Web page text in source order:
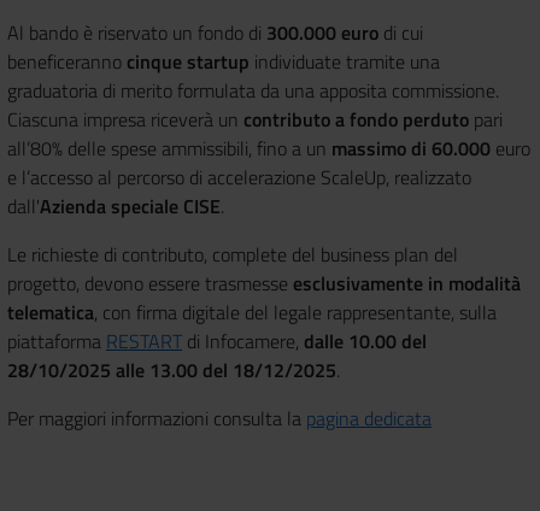
Al bando è riservato un fondo di 300.000 euro di cui
beneficeranno cinque startup individuate tramite una
graduatoria di merito formulata da una apposita commissione.
Ciascuna impresa riceverà un contributo a fondo perduto pari
all’80% delle spese ammissibili, fino a un massimo di 60.000 euro
e l’accesso al percorso di accelerazione ScaleUp, realizzato
dall'Azienda speciale CISE.
Le richieste di contributo, complete del business plan del
progetto, devono essere trasmesse esclusivamente in modalità
telematica, con firma digitale del legale rappresentante, sulla
piattaforma RESTART di Infocamere, dalle 10.00 del
28/10/2025 alle 13.00 del 18/12/2025.
Per maggiori informazioni consulta la pagina dedicata